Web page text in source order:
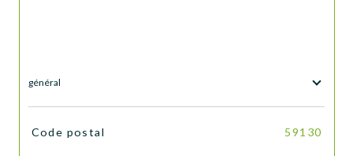
général
TRAD_SIROCCO_Caracteristique
Code postal 59130